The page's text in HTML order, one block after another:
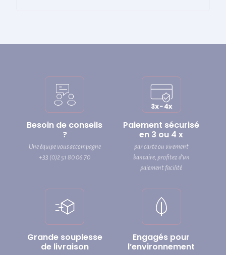
Besoin de conseils
?
Une équipe vous accompagne
+33 (0)2 51 80 06 70
Paiement sécurisé
en 3 ou 4 x
par carte ou virement
bancaire, profitez d’un
paiement facilité
Grande souplesse
de livraison
Engagés pour
l’environnement